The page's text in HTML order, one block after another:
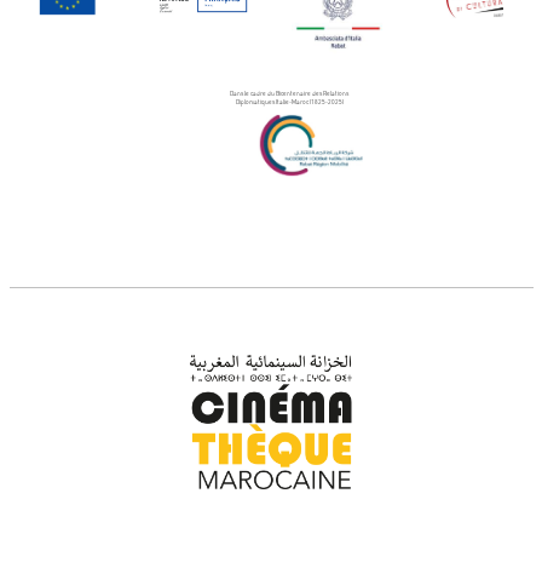
Dans le cadre du Bicentenaire des Relations
Diplomatiques Italie-Maroc (1825-2025)